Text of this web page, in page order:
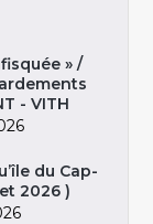
» /
- VITH
du Cap-
2026 )